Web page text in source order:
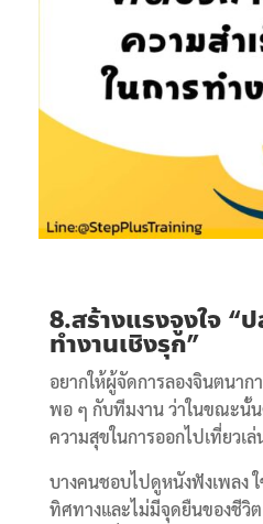
8.สร้างแรงจูงใจ “
ทำงานเชิงรุก”
อยากให้ผู้จัดการลองจินตนากา
พอ ๆ กับทีมงาน ว่าในขณะนั้
ความสุขในการออกไปเที่ยว
บางคนชอบไปดูหนังฟังเพลง
ทิศทางและไม่มีจุดยืนของชีวิ